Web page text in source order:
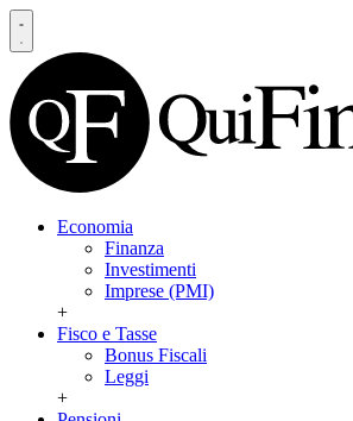
Economia
Finanza
Investimenti
Imprese (PMI)
+
Fisco e Tasse
Bonus Fiscali
Leggi
+